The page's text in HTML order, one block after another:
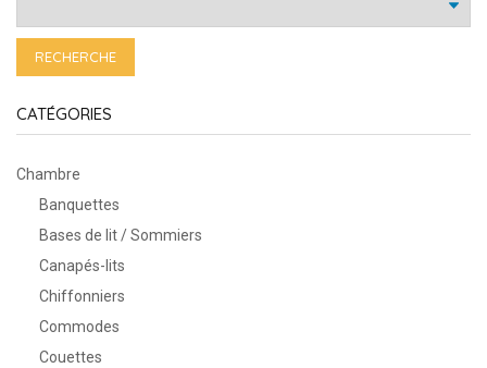
RECHERCHE
CATÉGORIES
Chambre
Banquettes
Bases de lit / Sommiers
Canapés-lits
Chiffonniers
Commodes
Couettes